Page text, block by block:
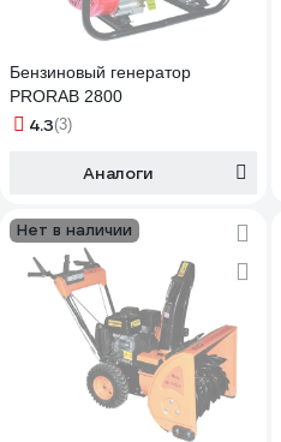
Бензиновый генератор
PRORAB 2800
4.3(3)
Аналоги
Нет в наличии